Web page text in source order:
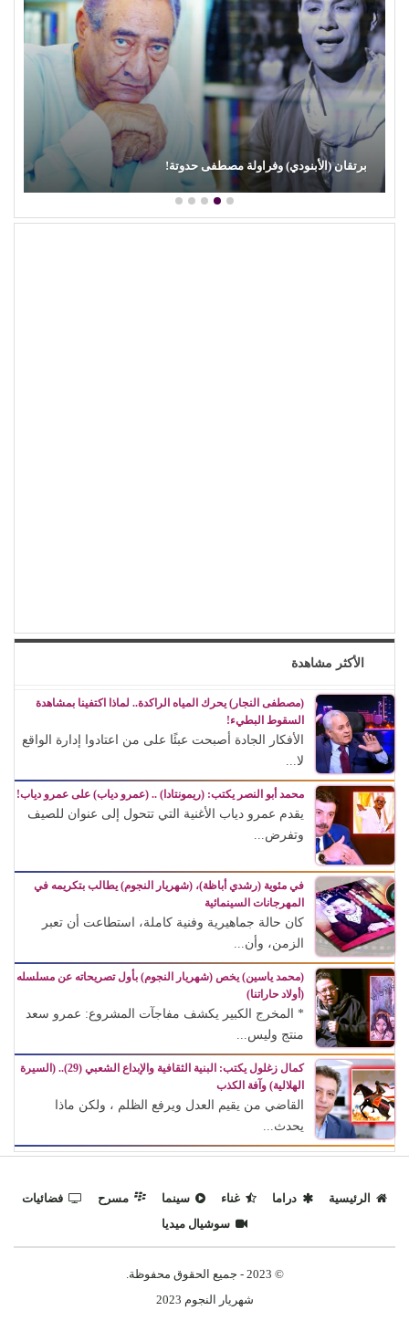
برتقان (الأبنودي) وفراولة مصطفى حدوتة!
الأكثر مشاهدة
(مصطفى النجار) يحرك المياه الراكدة.. لماذا اكتفينا بمشاهدة
السقوط البطيء!
الأفكار الجادة أصبحت عبئًا على من اعتادوا إدارة الواقع
لا...
محمد أبو النصر يكتب: (ريمونتادا) .. (عمرو دياب) على عمرو دياب!
يقدم عمرو دياب الأغنية التي تتحول إلى عنوان للصيف
وتفرض...
في مئوية (رشدي أباظة)، (شهريار النجوم) يطالب بتكريمه في
المهرجانات السينمائية
كان حالة جماهيرية وفنية كاملة، استطاعت أن تعبر
الزمن، وأن...
(محمد ياسين) يخص (شهريار النجوم) بأول تصريحاته عن مسلسله
(أولاد حاراتنا)
* المخرج الكبير يكشف مفاجآت المشروع: عمرو سعد
منتج وليس...
كمال زغلول يكتب: البنية الثقافية والإبداع الشعبي (29).. (السيرة
الهلالية) وآفة الكذب
القاضي من يقيم العدل ويرفع الظلم ، ولكن ماذا
يحدث...
الرئيسية دراما غناء سينما مسرح
فضائيات
سوشيال ميديا
© 2023 - جميع الحقوق محفوظة.
شهريار النجوم 2023